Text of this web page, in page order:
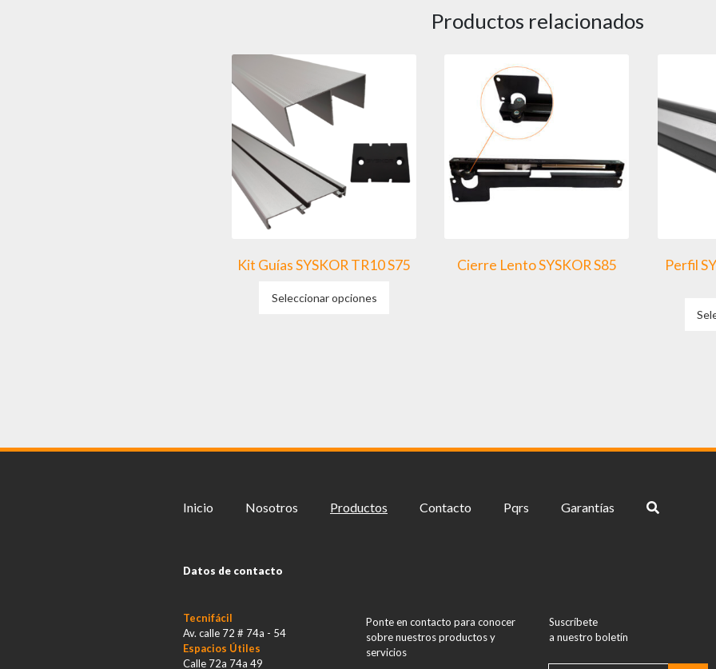
Productos relacionados
Kit Guías SYSKOR TR10 S75
Seleccionar opciones
Cierre Lento SYSKOR S85 Perfil
Inicio Nosotros Productos Contacto Pqrs Garantías
Datos de contacto
Tecnifácil
Av. calle 72 # 74a - 54
Espacios Útiles
Calle 72a 74a 49
Ponte en contacto para conocer
sobre nuestros productos y
servicios
Suscríbete
a nuestro boletín